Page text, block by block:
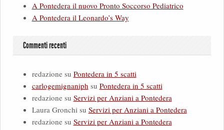
A Pontedera il nuovo Pronto Soccorso Pediatrico
A Pontedera il Leonardo’s Way
Commenti recenti
redazionesu Pontedera in 5 scatti
carlogemignaniph su Pontedera in 5 scatti
redazionesu Servizi per Anziani a Pontedera
Laura Gronchisu Servizi per Anziani a Pontedera
redazionesu Servizi per Anziani a Pontedera